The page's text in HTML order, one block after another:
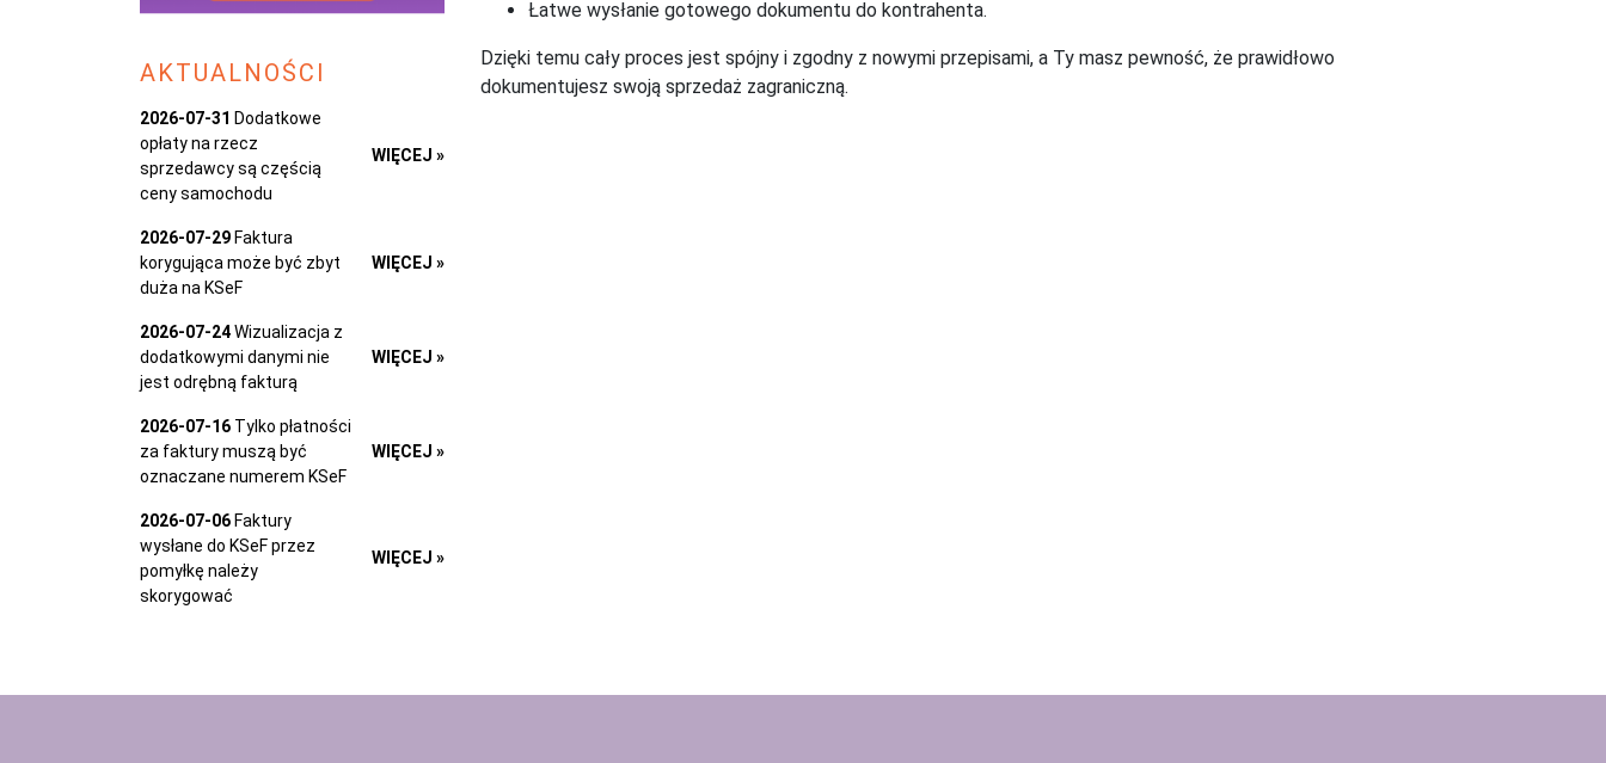
AKTUALNOŚCI
2026-07-31 Dodatkowe
opłaty na rzecz
sprzedawcy są częścią
ceny samochodu
WIĘCEJ »
2026-07-29 Faktura
korygująca może być zbyt
duża na KSeF
WIĘCEJ »
2026-07-24Wizualizacja z
dodatkowymi danymi nie
jest odrębną fakturą
WIĘCEJ »
2026-07-16 Tylko płatności
za faktury muszą być
oznaczane numerem KSeF
WIĘCEJ »
2026-07-06 Faktury
wysłane do KSeF przez
pomyłkę należy
skorygować
WIĘCEJ »
Łatwe wysłanie gotowego dokumentu do kontrahenta.
Dzięki temu cały proces jest spójny i zgodny z nowymi przepisami, a Ty masz pewność, że prawidłowo
dokumentujesz swoją sprzedaż zagraniczną.